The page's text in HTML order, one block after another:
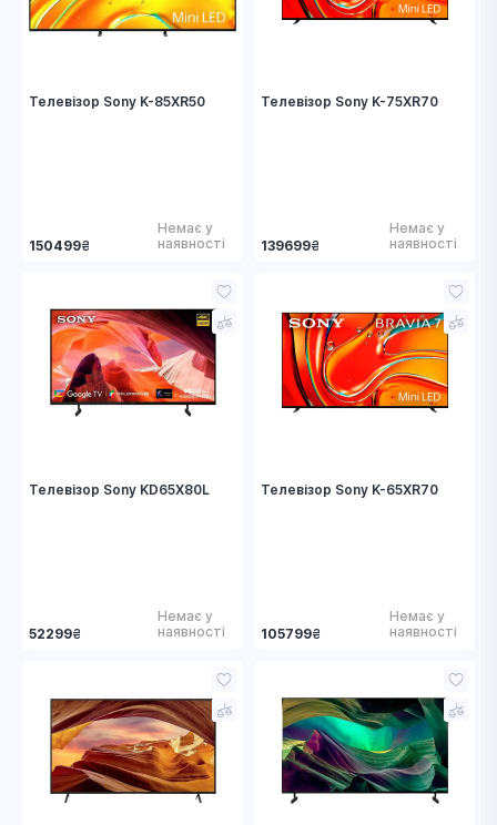
Телевізор Sony K-85XR50
150499₴
Немає у
наявності
Телевізор Sony K-75XR70
139699₴
Немає у
наявності
Телевізор Sony KD65X80L
52299₴
Немає у
наявності
Телевізор Sony K-65XR70
105799₴
Немає у
наявності